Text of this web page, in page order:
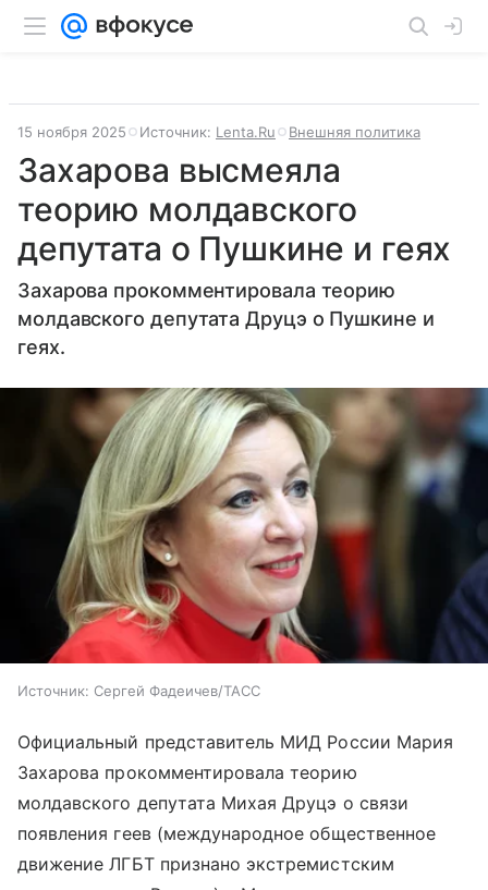
15 ноября 2025 Источник: Lenta.Ru Внешняя политика
Захарова высмеяла
теорию молдавского
депутата о Пушкине и геях
Захарова прокомментировала теорию
молдавского депутата Друцэ о Пушкине и
геях.
Источник: Сергей Фадеичев/ТАСС
Официальный представитель МИД России Мария
Захарова прокомментировала теорию
молдавского депутата Михая Друцэ о связи
появления геев (международное общественное
движение ЛГБТ признано экстремистским